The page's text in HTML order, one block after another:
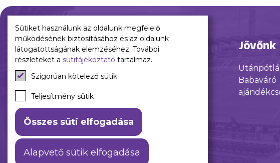
Múltunk
Történelmünk
Jelenünk Jövőnk
Babaváró
Sütiket használunk az oldalunk megfelelő
működésének biztosításához és az oldalunk
látogatottságának elemzéséhez. További
részleteket a sütitájékoztató tartalmaz.
Szigorúan kötelező sütik
Teljesítmény sütik
Összes süti elfogadása
Alapvető sütik elfogadása